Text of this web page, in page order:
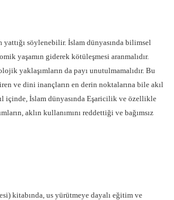
söylenebilir. İslam dünyasında bilimsel
yaşamın giderek kötüleşmesi aranmalıdır.
yaklaşımların da payı unutulmamalıdır. Bu
ve dini inançların en derin noktalarına bile akıl
içinde, İslam dünyasında Eşaricilik ve özellikle
aklın kullanımını reddettiği ve bağımsız
kitabında, us yürütmeye dayalı eğitim ve